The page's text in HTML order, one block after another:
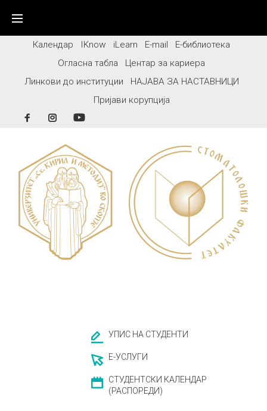
contentКалендар IKnow iLearn E-mail
Е-библиотека
Огласна табла
Центар за кариера
Линкови до институции
НАЈАВА ЗА НАСТАВНИЦИ
Пријави корупција
FacebookInstagram
УПИС НА СТУДЕНТИ
Е-УСЛУГИ
СТУДЕНТСКИ КАЛЕНДАР
(РАСПОРЕДИ)